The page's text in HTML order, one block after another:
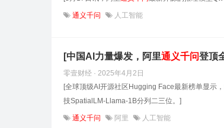
通义千问 人工智能
[中国AI力量爆发，阿里通义千问登顶
零壹财经 · 2025年4月2日
[全球顶级AI开源社区Hugging Face最新榜单显示
技SpatialLM-Llama-1B分列二三位。]
通义千问 阿里 人工智能